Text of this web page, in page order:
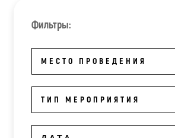
Фильтры:
МЕСТО ПРОВЕДЕНИЯ
ТИП МЕРОПРИЯТИЯ